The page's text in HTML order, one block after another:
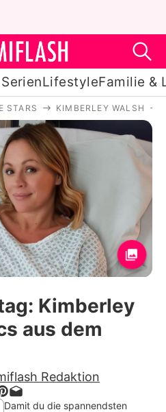
LifestyleFamilie &
Stars
& Serien
& Liebe
Exklusiv
auf Promiflash
STARS KIMBERLEY WALSH
Kimberley
aus dem
Redaktion
Damit du die spannendsten